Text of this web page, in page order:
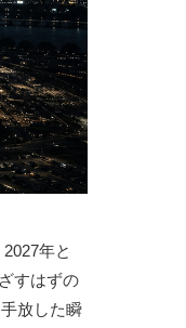
年と
すはずの
放した瞬